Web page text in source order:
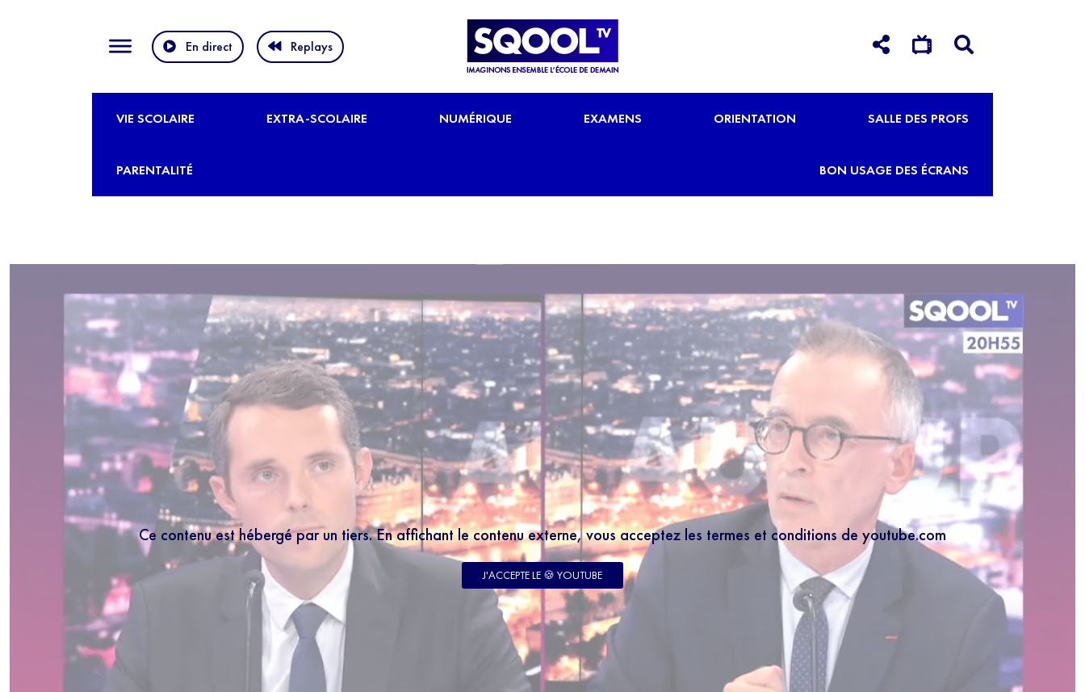
En direct Replays
VIE SCOLAIRE EXTRA-SCOLAIRE NUMÉRIQUE EXAMENS ORIENTATION SALLE DES PROFS
PARENTALITÉ BON USAGE DES ÉCRANS
Ce contenu est hébergé par un tiers. En affichant le contenu externe, vous acceptez les termes et conditions de youtube.com
J'ACCEPTE LE 🍪 YOUTUBE